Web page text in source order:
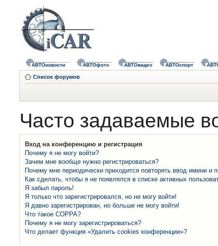
АВТОновости АВТОфото АВТОвидео АВТОспорт
Список форумов
Часто задаваемые
Вход на конференцию и регистрация
Почему я не могу войти?
Зачем мне вообще нужно регистрироваться?
Почему мне периодически приходится повторять ввод имени и
Как сделать, чтобы я не появлялся в списке активных
Я забыл пароль!
Я только что зарегистрировался, но не могу войти!
Я давно зарегистрирован, но больше не могу войти!
Что такое COPPA?
Почему я не могу зарегистрироваться?
Что делает функция «Удалить cookies конференции»?